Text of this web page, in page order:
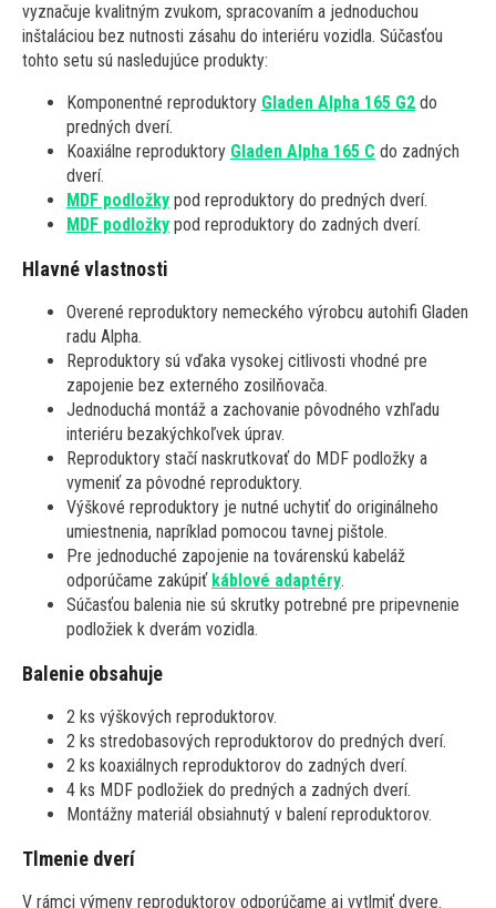
vyznačuje kvalitným zvukom, spracovaním a jednoduchou
inštaláciou bez nutnosti zásahu do interiéru vozidla. Súčasťou
tohto setu sú nasledujúce produkty:
Komponentné reproduktory Gladen Alpha 165 G2 do
predných dverí.
Koaxiálne reproduktory Gladen Alpha 165 C do zadných
dverí.
MDF podložky pod reproduktory do predných dverí.
MDF podložky pod reproduktory do zadných dverí.
Hlavné vlastnosti
Overené reproduktory nemeckého výrobcu autohifi Gladen
radu Alpha.
Reproduktory sú vďaka vysokej citlivosti vhodné pre
zapojenie bez externého zosilňovača.
Jednoduchá montáž a zachovanie pôvodného vzhľadu
interiéru bezakýchkoľvek úprav.
Reproduktory stačí naskrutkovať do MDF podložky a
vymeniť za pôvodné reproduktory.
Výškové reproduktory je nutné uchytiť do originálneho
umiestnenia, napríklad pomocou tavnej pištole.
Pre jednoduché zapojenie na továrenskú kabeláž
odporúčame zakúpiť káblové adaptéry.
Súčasťou balenia nie sú skrutky potrebné pre pripevnenie
podložiek k dverám vozidla.
Balenie obsahuje
2 ks výškových reproduktorov.
2 ks stredobasových reproduktorov do predných dverí.
2 ks koaxiálnych reproduktorov do zadných dverí.
4 ks MDF podložiek do predných a zadných dverí.
Montážny materiál obsiahnutý v balení reproduktorov.
Tlmenie dverí
V rámci výmeny reproduktorov odporúčame aj vytlmiť dvere.